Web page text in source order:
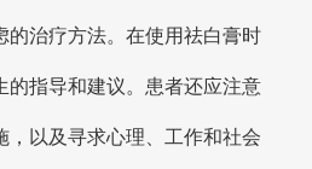
的治疗方法。在使用祛白膏时
的指导和建议。患者还应注意
，以及寻求心理、工作和社会